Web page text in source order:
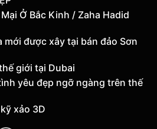
Ở Bắc Kinh / Zaha Hadid
mới được xây tại bán đảo Sơn
giới tại Dubai
yêu đẹp ngỡ ngàng trên thế
xảo 3D